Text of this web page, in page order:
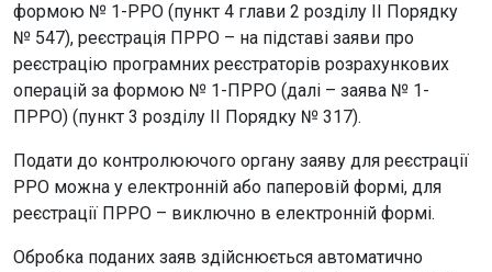
формою № 1-РРО (пункт 4 глави 2 розділу ІІ Порядку
№ 547), реєстрація ПРРО – на підставі заяви про
реєстрацію програмних реєстраторів розрахункових
операцій за формою № 1-ПРРО (далі – заява № 1-
ПРРО) (пункт 3 розділу ІІ Порядку № 317).
Подати до контролюючого органу заяву для реєстрації
РРО можна у електронній або паперовій формі, для
реєстрації ПРРО – виключно в електронній формі.
Обробка поданих заяв здійснюється автоматично